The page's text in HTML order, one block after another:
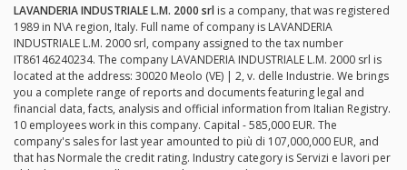
LAVANDERIA INDUSTRIALE L.M. 2000 srl is a company, that was registered
1989 in N\A region, Italy. Full name of company is LAVANDERIA
INDUSTRIALE L.M. 2000 srl, company assigned to the tax number
IT86146240234. The company LAVANDERIA INDUSTRIALE L.M. 2000 srl is
located at the address: 30020 Meolo (VE) | 2, v. delle Industrie. We brings
you a complete range of reports and documents featuring legal and
financial data, facts, analysis and official information from Italian Registry.
10 employees work in this company. Capital - 585,000 EUR. The
company's sales for last year amounted to più di 107,000,000 EUR, and
that has Normale the credit rating. Industry category is Servizi e lavori per